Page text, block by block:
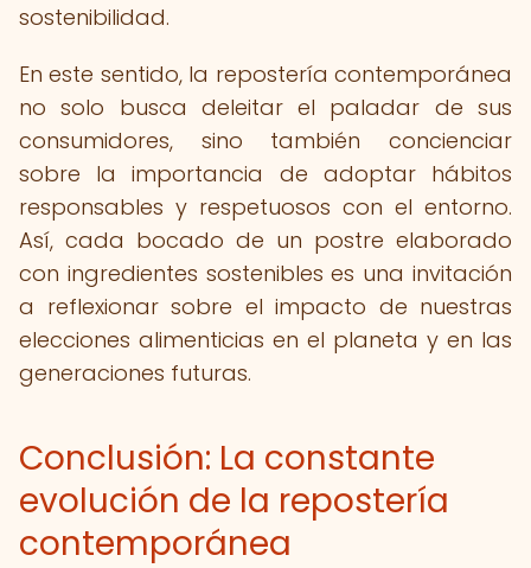
sostenibilidad.
En este sentido, la repostería contemporánea
no solo busca deleitar el paladar de sus
consumidores, sino también concienciar
sobre la importancia de adoptar hábitos
responsables y respetuosos con el entorno.
Así, cada bocado de un postre elaborado
con ingredientes sostenibles es una invitación
a reflexionar sobre el impacto de nuestras
elecciones alimenticias en el planeta y en las
generaciones futuras.
Conclusión: La constante
evolución de la repostería
contemporánea